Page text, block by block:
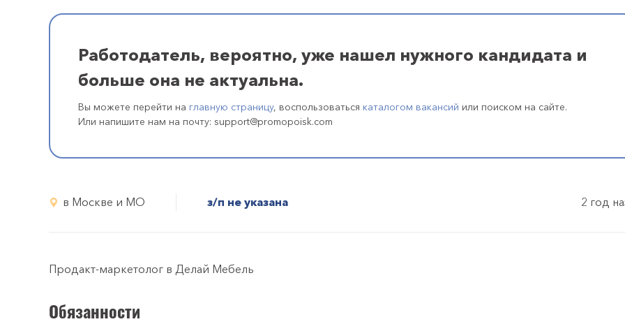
Работодатель, вероятно, уже нашел нужного кандидата и
больше она не актуальна.
Вы можете перейти на главную страницу, воспользоваться каталогом вакансий или поиском на сайте.
Или напишите нам на почту: support@promopoisk.com
в Москве и МО з/п не указана 2 год
Продакт-маркетолог в Делай Мебель
Обязанности